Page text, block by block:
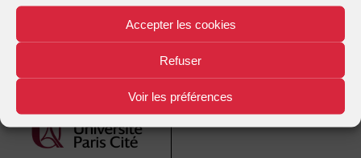
Accepter les cookies
Refuser
Voir les préférences
publications
| Plan d'accès |